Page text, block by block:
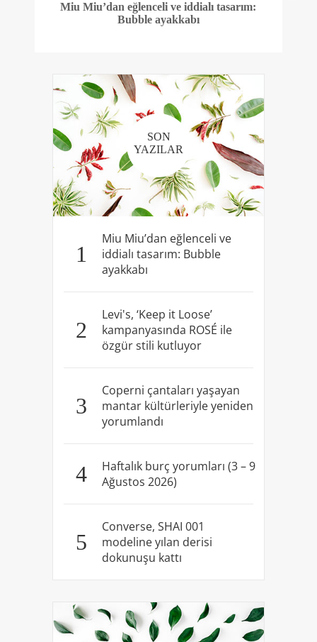
Miu Miu’dan eğlenceli ve iddialı tasarım:
Bubble ayakkabı
SON
YAZILAR
1
Miu Miu’dan eğlenceli ve
iddialı tasarım: Bubble
ayakkabı
2
Levi's, ‘Keep it Loose’
kampanyasında ROSÉ ile
özgür stili kutluyor
3
Coperni çantaları yaşayan
mantar kültürleriyle yeniden
yorumlandı
4
Haftalık burç yorumları (3 – 9
Ağustos 2026)
5
Converse, SHAI 001
modeline yılan derisi
dokunuşu kattı